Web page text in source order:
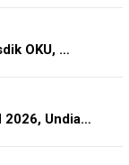
OKU, …
2026, Undia…